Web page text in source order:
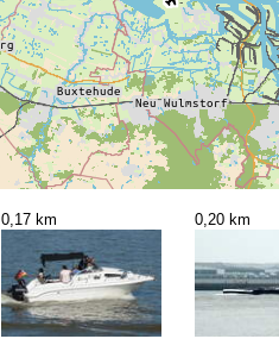
0,17 km 0,20 km